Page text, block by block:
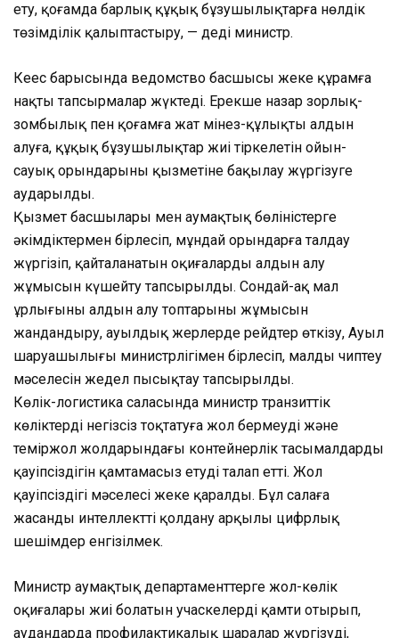
ету, қоғамда барлық құқық бұзушылықтарға нөлдік
төзімділік қалыптастыру, — деді министр.
Кеңес барысында ведомство басшысы жеке құрамға
нақты тапсырмалар жүктеді. Ерекше назар зорлық-
зомбылық пен қоғамға жат мінез-құлықтың алдын
алуға, құқық бұзушылықтар жиі тіркелетін ойын-
сауық орындарының қызметіне бақылау жүргізуге
аударылды.
Қызмет басшылары мен аумақтық бөліністерге
әкімдіктермен бірлесіп, мұндай орындарға талдау
жүргізіп, қайталанатын оқиғалардың алдын алу
жұмысын күшейту тапсырылды. Сондай-ақ мал
ұрлығының алдын алу топтарының жұмысын
жандандыру, ауылдық жерлерде рейдтер өткізу, Ауыл
шаруашылығы министрлігімен бірлесіп, малды чиптеу
мәселесін жедел пысықтау тапсырылды.
Көлік-логистика саласында министр транзиттік
көліктерді негізсіз тоқтатуға жол бермеуді және
теміржол жолдарындағы контейнерлік тасымалдардың
қауіпсіздігін қамтамасыз етуді талап етті. Жол
қауіпсіздігі мәселесі жеке қаралды. Бұл салаға
жасанды интеллектті қолдану арқылы цифрлық
шешімдер енгізілмек.
Министр аумақтық департаменттерге жол-көлік
оқиғалары жиі болатын учаскелерді қамти отырып,
аудандарда профилактикалық шаралар жүргізуді,